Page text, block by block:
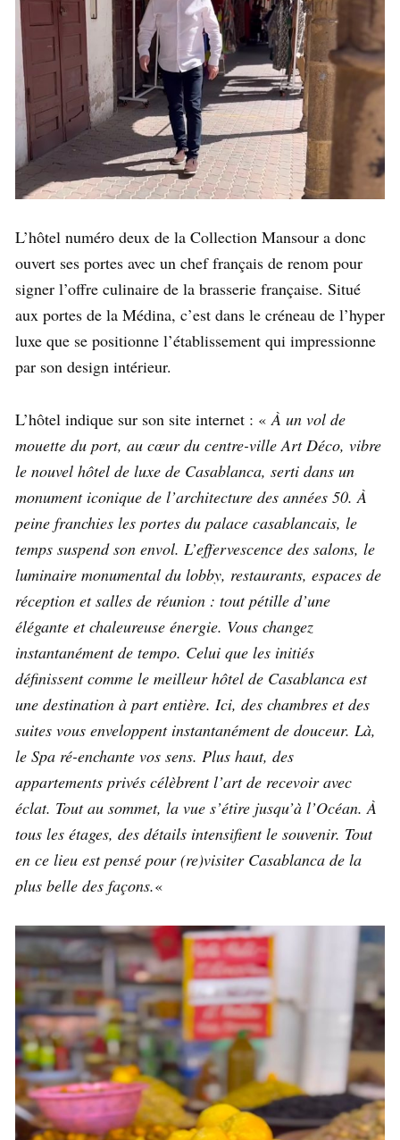
L’hôtel numéro deux de la Collection Mansour a donc
ouvert ses portes avec un chef français de renom pour
signer l’offre culinaire de la brasserie française. Situé
aux portes de la Médina, c’est dans le créneau de l’hyper
luxe que se positionne l’établissement qui impressionne
par son design intérieur.
L’hôtel indique sur son site internet : « À un vol de
mouette du port, au cœur du centre-ville Art Déco, vibre
le nouvel hôtel de luxe de Casablanca, serti dans un
monument iconique de l’architecture des années 50. À
peine franchies les portes du palace casablancais, le
temps suspend son envol. L’effervescence des salons, le
luminaire monumental du lobby, restaurants, espaces de
réception et salles de réunion : tout pétille d’une
élégante et chaleureuse énergie. Vous changez
instantanément de tempo. Celui que les initiés
définissent comme le meilleur hôtel de Casablanca est
une destination à part entière. Ici, des chambres et des
suites vous enveloppent instantanément de douceur. Là,
le Spa ré-enchante vos sens. Plus haut, des
appartements privés célèbrent l’art de recevoir avec
éclat. Tout au sommet, la vue s’étire jusqu’à l’Océan. À
tous les étages, des détails intensifient le souvenir. Tout
en ce lieu est pensé pour (re)visiter Casablanca de la
plus belle des façons.«